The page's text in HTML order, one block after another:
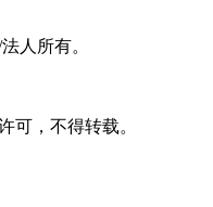
人所有。
可，不得转载。